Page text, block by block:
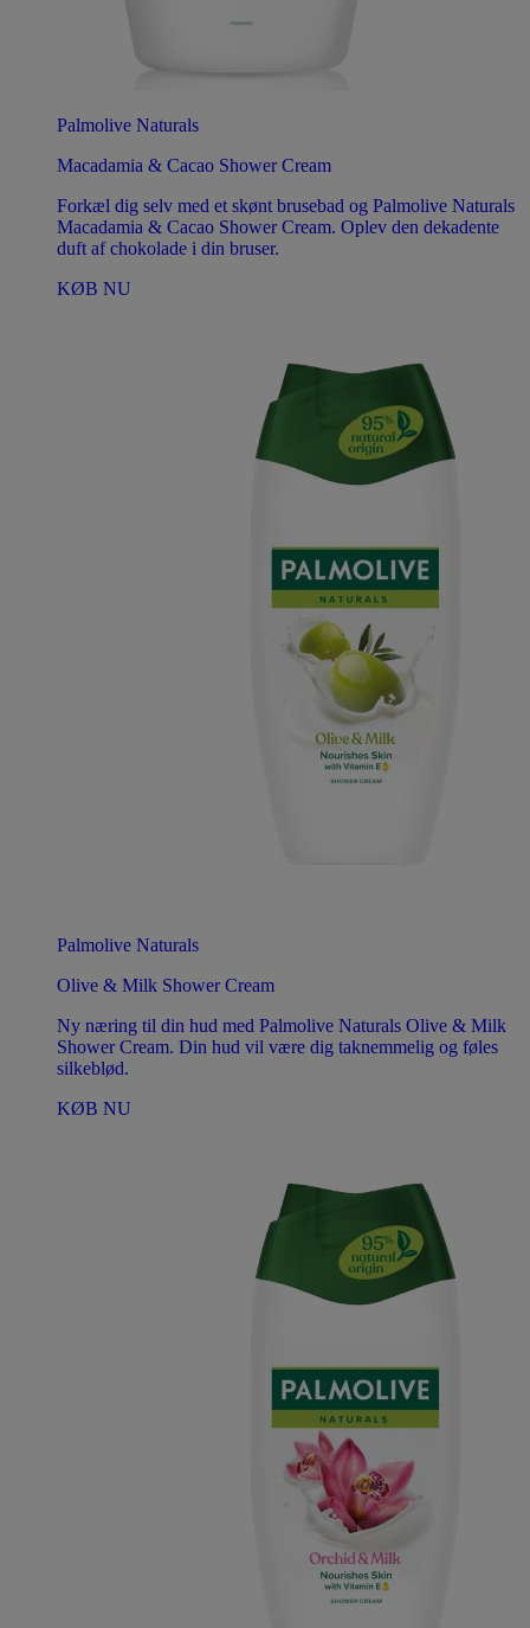
Palmolive Naturals
Macadamia & Cacao Shower Cream
Forkæl dig selv med et skønt brusebad og Palmolive Naturals
Macadamia & Cacao Shower Cream. Oplev den dekadente
duft af chokolade i din bruser.
KØB NU
Palmolive Naturals
Olive & Milk Shower Cream
Ny næring til din hud med Palmolive Naturals Olive & Milk
Shower Cream. Din hud vil være dig taknemmelig og føles
silkeblød.
KØB NU